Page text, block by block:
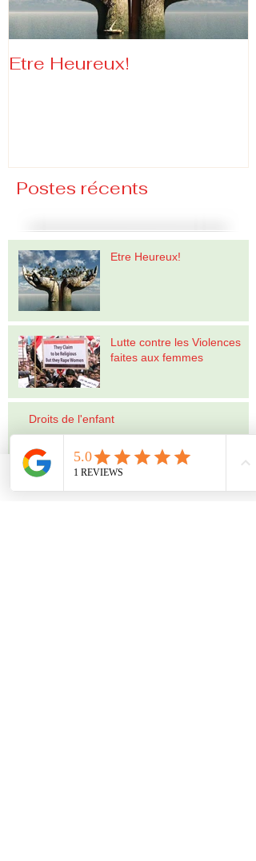
Etre Heureux!
Postes récents
Etre Heureux!
Lutte contre les Violences
faites aux femmes
Droits de l'enfant
Archives